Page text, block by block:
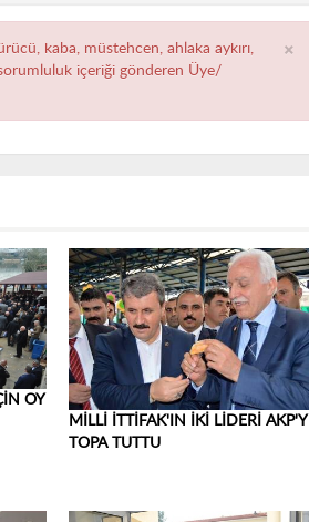
×
kaba, müstehcen, ahlaka aykırı,
içeriği gönderen Üye/
OY
MİLLİ İTTİFAK'IN İKİ LİDERİ AKP'Yİ
TOPA TUTTU